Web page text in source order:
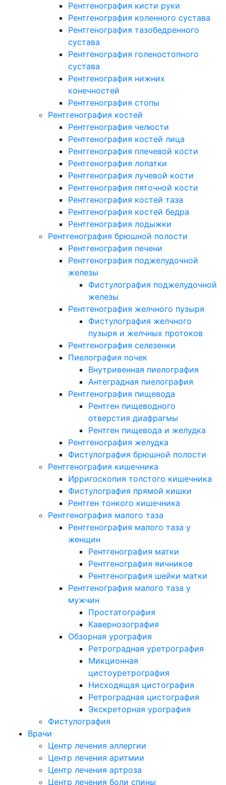
Рентгенография кисти руки
Рентгенография коленного сустава
Рентгенография тазобедренного
сустава
Рентгенография голеностопного
сустава
Рентгенография нижних
конечностей
Рентгенография стопы
Рентгенография костей
Рентгенография челюсти
Рентгенография костей лица
Рентгенография плечевой кости
Рентгенография лопатки
Рентгенография лучевой кости
Рентгенография пяточной кости
Рентгенография костей таза
Рентгенография костей бедра
Рентгенография лодыжки
Рентгенография брюшной полости
Рентгенография печени
Рентгенография поджелудочной
железы
Фистулография поджелудочной
железы
Рентгенография желчного пузыря
Фистулография желчного
пузыря и желчных протоков
Рентгенография селезенки
Пиелография почек
Внутривенная пиелография
Антеградная пиелография
Рентгенография пищевода
Рентген пищеводного
отверстия диафрагмы
Рентген пищевода и желудка
Рентгенография желудка
Фистулография брюшной полости
Рентгенография кишечника
Ирригоскопия толстого кишечника
Фистулография прямой кишки
Рентген тонкого кишечника
Рентгенография малого таза
Рентгенография малого таза у
женщин
Рентгенография матки
Рентгенография яичников
Рентгенография шейки матки
Рентгенография малого таза у
мужчин
Простатография
Кавернозография
Обзорная урография
Ретроградная уретрография
Микционная
цистоуретрография
Нисходящая цистография
Ретроградная цистография
Экскреторная урография
Фистулография
Врачи
Центр лечения аллергии
Центр лечения аритмии
Центр лечения артроза
Центр лечения боли спины